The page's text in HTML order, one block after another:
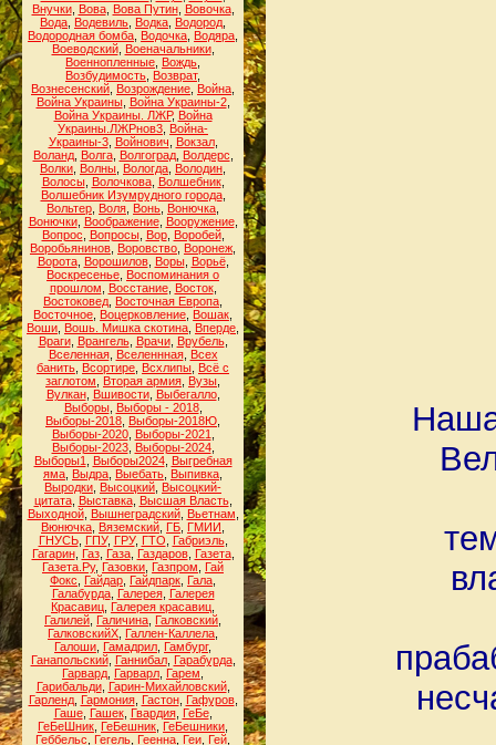
Внучки, Вова, Вова Путин, Вовочка,
Вода Водевиль Водка Водород
Водородная бомба Водочка Водяра
Воеводский, Военачальники,
Военнопленные Вождь
Возбудимость Возврат,
Вознесенский Возрождение Война
Война Украины, Война Украины-2,
Война Украины. ЛЖР, Война
Украины.ЛЖРнов3 Война-
Украины-3, Войнович Вокзал,
Воланд, Волга, Волгоград, Волдерс
Волки Волны Вологда Володин
Волосы, Волочкова, Волшебник,
Волшебник Изумрудного города,
Вольтер Воля Вонь Вонючка
Вонючки, Воображение, Вооружение,
Вопрос
Вопросы, Вор, Воробей,
Воробьянинов Воровство Воронеж
Ворота, Ворошилов, Воры, Ворьё,
Воскресенье Воспоминания о
прошлом
Восстание, Восток,
Востоковед Восточная Европа
Восточное Воцерковление Вошак
Воши Вошь. Мишка скотина Вперде
Враги, Врангель, Врачи, Врубель,
Вселенная, Вселеннная, Всех
банить Всортире Всхлипы Всё с
заглотом
Вторая армия Вузы
Вулкан, Вшивости, Выбегалло,
Выборы, Выборы - 2018,
Выборы-2018 Выборы-2018Ю
Выборы-2020, Выборы-2021
Выборы-2023, Выборы-2024,
Выборы1
Выборы2024, Выгребная
яма Выдра Выебать Выпивка
Выродки Высоцкий Высоцкий-
цитата, Выставка, Высшая Власть,
Выходной, Вышнеградский, Вьетнам
Вюнючка Вяземский ГБ ГМИИ
ГНУСЬ, ГПУ, ГРУ, ГТО Габриэль,
Гагарин, Газ, Газа, Газдаров, Газета,
Газета.Ру, Газовки Газпром
Гай
Фокс
Гайдар Гайдпарк Гала
Галабурда, Галерея, Галерея
Красавиц Галерея красавиц
Галилей Галичина Галковский
ГалковскийХ Галлен-Каллела
Галоши Гамадрил Гамбург,
Ганапольский, Ганнибал, Гарабурда,
Гарвард Гарварл Гарем
Гарибальди, Гарин-Михайловский,
Гарленд, Гармония, Гастон, Гафуров,
Гаше, Гашек, Гвардия, ГеБе,
ГеБеШник ГеБешник ГеБешники
Геббельс
Гегель Геенна Геи Гей